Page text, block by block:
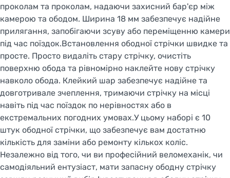
проколам та проколам, надаючи захисний бар'єр між
камерою та ободом. Ширина 18 мм забезпечує надійне
прилягання, запобігаючи зсуву або переміщенню камери
під час поїздок.Встановлення ободної стрічки швидке та
просте. Просто видаліть стару стрічку, очистіть
поверхню обода та рівномірно наклейте нову стрічку
навколо обода. Клейкий шар забезпечує надійне та
довготривале зчеплення, тримаючи стрічку на місці
навіть під час поїздок по нерівностях або в
екстремальних погодних умовах.У цьому наборі є 10
штук ободної стрічки, що забезпечує вам достатню
кількість для заміни або ремонту кількох коліс.
Незалежно від того, чи ви професійний веломеханік, чи
самодіяльний ентузіаст, мати запасну ободну стрічку